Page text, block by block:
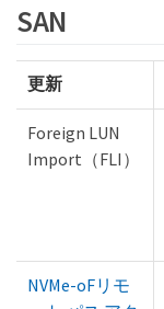
SAN
更新
Foreign LUN
Import（FLI）
NVMe-oFリモ